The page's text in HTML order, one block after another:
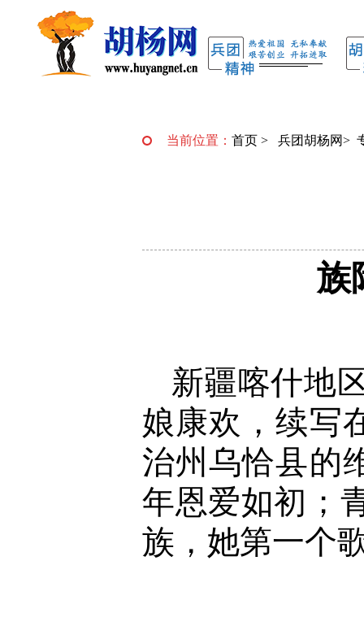
当前位置： 首页 > 兵团胡杨网>
族
新疆喀什地
娘康欢，续写
治州乌恰县的
年恩爱如初；
族，她第一个